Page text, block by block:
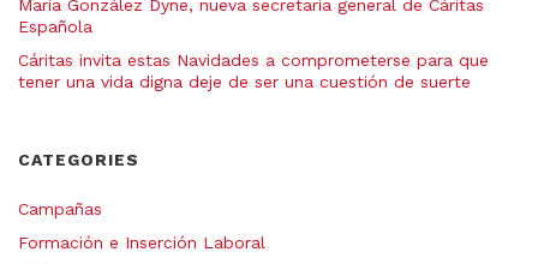
María González Dyne, nueva secretaria general de Cáritas
Española
Cáritas invita estas Navidades a comprometerse para que
tener una vida digna deje de ser una cuestión de suerte
CATEGORIES
Campañas
Formación e Inserción Laboral